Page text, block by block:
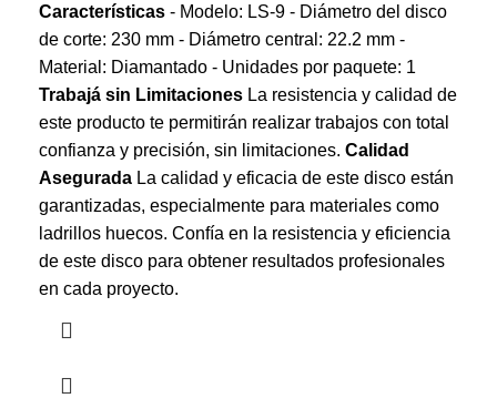
Características - Modelo: LS-9 - Diámetro del disco
de corte: 230 mm - Diámetro central: 22.2 mm -
Material: Diamantado - Unidades por paquete: 1
Trabajá sin Limitaciones La resistencia y calidad de
este producto te permitirán realizar trabajos con total
confianza y precisión, sin limitaciones. Calidad
Asegurada La calidad y eficacia de este disco están
garantizadas, especialmente para materiales como
ladrillos huecos. Confía en la resistencia y eficiencia
de este disco para obtener resultados profesionales
en cada proyecto.